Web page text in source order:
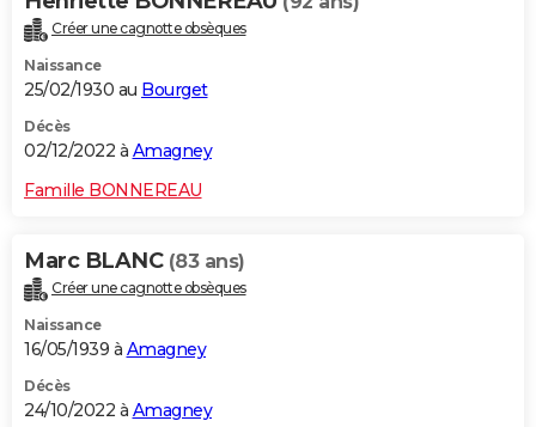
Créer une cagnotte obsèques
Naissance
25/02/1930 au Bourget
Décès
02/12/2022 à Amagney
Famille BONNEREAU
Marc BLANC (83 ans)
Créer une cagnotte obsèques
Naissance
16/05/1939 à Amagney
Décès
24/10/2022 à Amagney